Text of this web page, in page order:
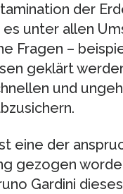
der
unter allen
Fragen –
geklärt
und
eine der
gezogen
Gardini